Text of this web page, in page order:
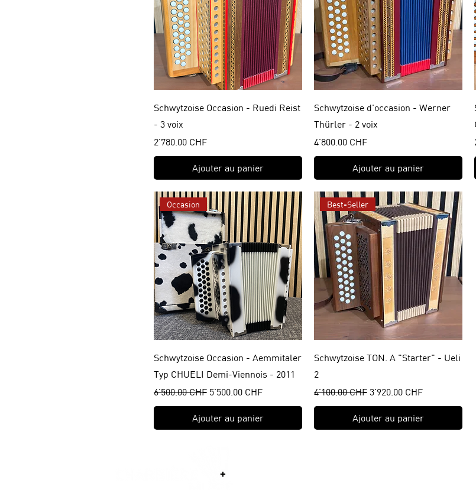
Schwytzoise Occasion - Ruedi Reist
- 3 voix
Prix
2'780.00 CHF
Ajouter au panier
Schwytzoise d'occasion - Werner
Thürler - 2 voix
Prix
4'800.00 CHF
Ajouter au panier
Occasion
Schwytzoise Occasion - Aemmitaler
Typ CHUELI Demi-Viennois - 2011
Prix original
6'500.00 CHF Prix promotionnel
5'500.00 CHF
Ajouter au panier
Best-Seller
Schwytzoise TON. A "Starter" - Ueli
2
Prix original
4'100.00 CHF Prix promotionnel
3'920.00 CHF
Ajouter au panier